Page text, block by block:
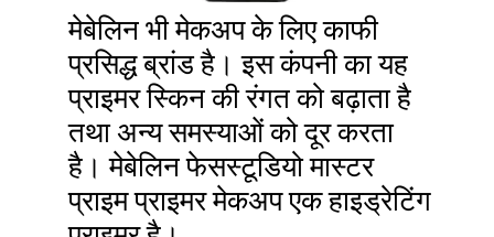
मेबेलिन भी मेकअप के लिए काफी
प्रसिद्ध ब्रांड है। इस कंपनी का यह
प्राइमर स्किन की रंगत को बढ़ाता है
तथा अन्य समस्याओं को दूर करता
है। मेबेलिन फेसस्टूडियो मास्टर
प्राइम प्राइमर मेकअप एक हाइड्रेटिंग